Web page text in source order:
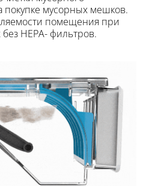
покупке мусорных мешков.
помещения при
HEPA- фильтров.